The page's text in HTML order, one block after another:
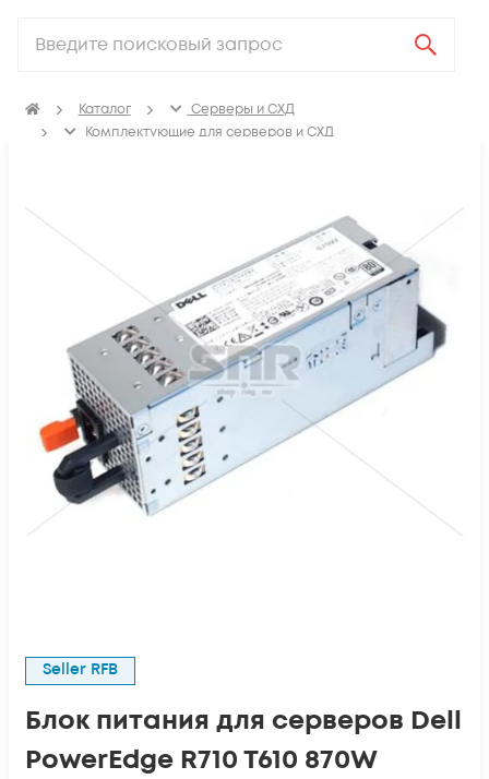
Каталог
Серверы и СХД
Комплектующие для серверов и СХД
Seller RFB
Блок питания для серверов Dell
PowerEdge R710 T610 870W